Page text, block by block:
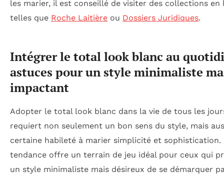
les marier, il est conseillé de visiter des collections en
telles que Roche Laitière ou Dossiers Juridiques.
Intégrer le total look blanc au
astuces pour un style minimaliste
impactant
Adopter le total look blanc dans la vie de tous les
requiert non seulement un bon sens du style, mais
certaine habileté à marier simplicité et sophistication.
tendance offre un terrain de jeu idéal pour ceux qui
un style minimaliste mais désireux de se démarquer